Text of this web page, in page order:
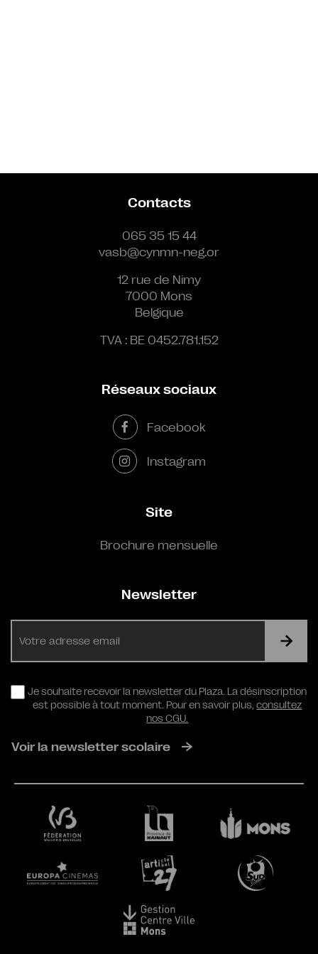
Contacts
065 35 15 44
vasb@cynmn-neg.or
12 rue de Nimy
7000 Mons
Belgique
TVA : BE 0452.781.152
Réseaux sociaux
Facebook
Instagram
Site
Brochure mensuelle
Newsletter
RGPD
Je souhaite recevoir la newsletter du Plaza. La désinscription
est possible à tout moment. Pour en savoir plus,consultez
nos CGU.
Voir la newsletter scolaire